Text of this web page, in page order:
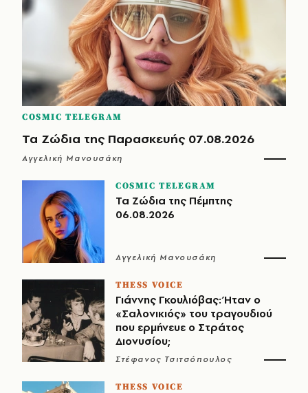
COSMIC TELEGRAM
Τα Ζώδια της Παρασκευής 07.08.2026
Αγγελική Μανουσάκη
COSMIC TELEGRAM
Τα Ζώδια της Πέμπτης
06.08.2026
Αγγελική Μανουσάκη
THESS VOICE
Γιάννης Γκουλιόβας: Ήταν ο
«Σαλονικιός» του τραγουδιού
που ερμήνευε ο Στράτος
Διονυσίου;
Στέφανος Τσιτσόπουλος
THESS VOICE